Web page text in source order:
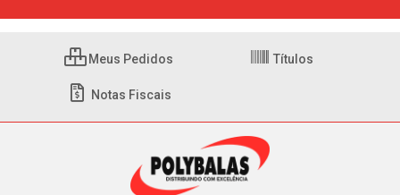
Meus Pedidos Títulos
Notas Fiscais